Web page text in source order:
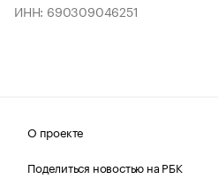
ИНН: 690309046251
О проекте
Поделиться новостью на РБК